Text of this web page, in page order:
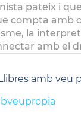
pateix i
compta amb
la
amb el
amb veu